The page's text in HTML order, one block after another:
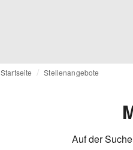
Startseite Stellenangebote
Auf der